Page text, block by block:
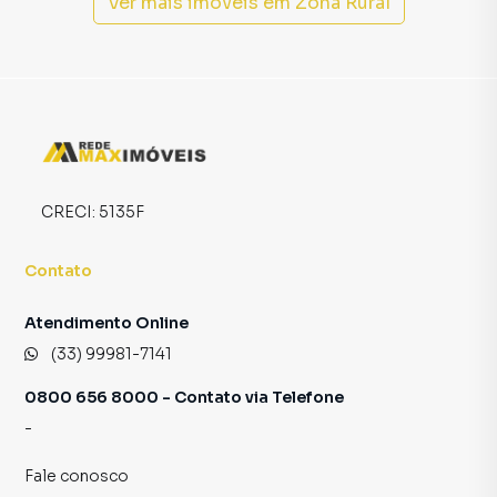
imóvel muito mais rápido do que em imobiliárias
o número de contatos interessados e tendo como
imóvel mais rápido. Contamos também com um time de
inquilinos.
CRECI: 5135F
Contato
Atendimento Online
(33) 99981-7141
0800 656 8000 - Contato via Telefone
-
Fale conosco